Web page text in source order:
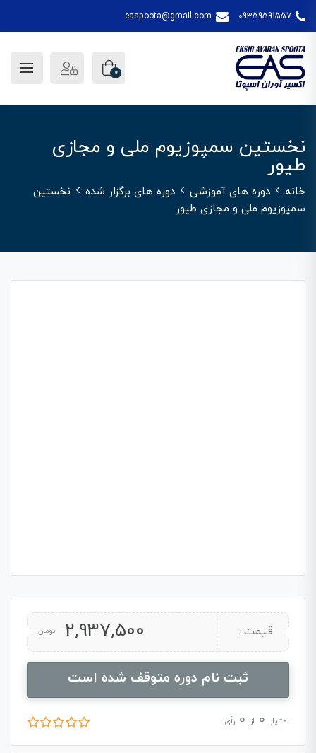
09359591557
easpoota@gmail.com
0
نخستین سمپوزیوم ملی و مجازی
طیور
خانه دوره های آموزشی دوره های برگزار شده
نخستین
سمپوزیوم ملی و مجازی طیور
قیمت : 2,937,500 تومان
ثبت نام دوره متوقف شده است
امتیاز 0 از 0 رأی